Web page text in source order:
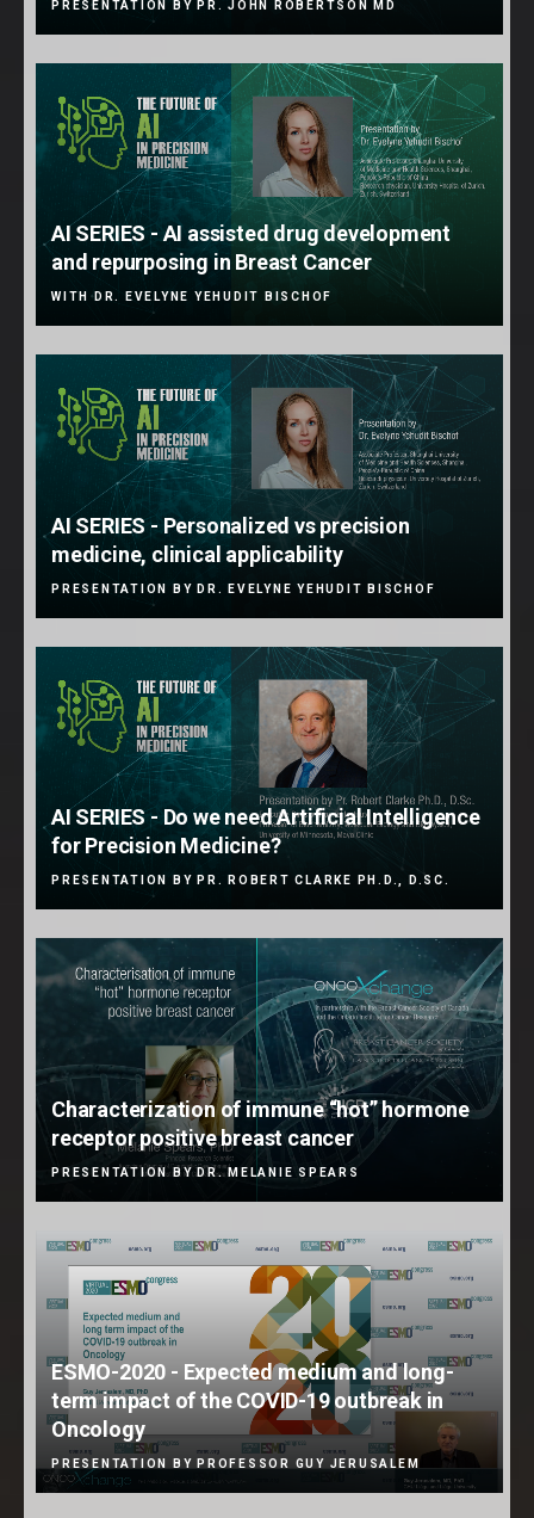
PRESENTATION BY PR. JOHN ROBERTSON MD
AI SERIES - AI assisted drug development
and repurposing in Breast Cancer
WITH DR. EVELYNE YEHUDIT BISCHOF
AI SERIES - Personalized vs precision
medicine, clinical applicability
PRESENTATION BY DR. EVELYNE YEHUDIT BISCHOF
AI SERIES - Do we need Artificial Intelligence
for Precision Medicine?
PRESENTATION BY PR. ROBERT CLARKE PH.D., D.SC.
Characterization of immune “hot” hormone
receptor positive breast cancer
PRESENTATION BY DR. MELANIE SPEARS
ESMO-2020 - Expected medium and long-
term impact of the COVID-19 outbreak in
Oncology
PRESENTATION BY PROFESSOR GUY JERUSALEM